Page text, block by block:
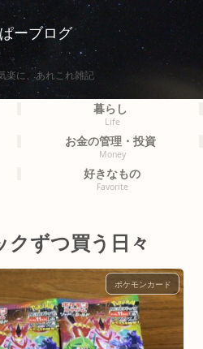
ーブログ
楽に、あれこれ雑記
暮らし
Life
お金の管理・投資
Money
好きなもの
Favorite
クずつ買う日々
ポケモンカード